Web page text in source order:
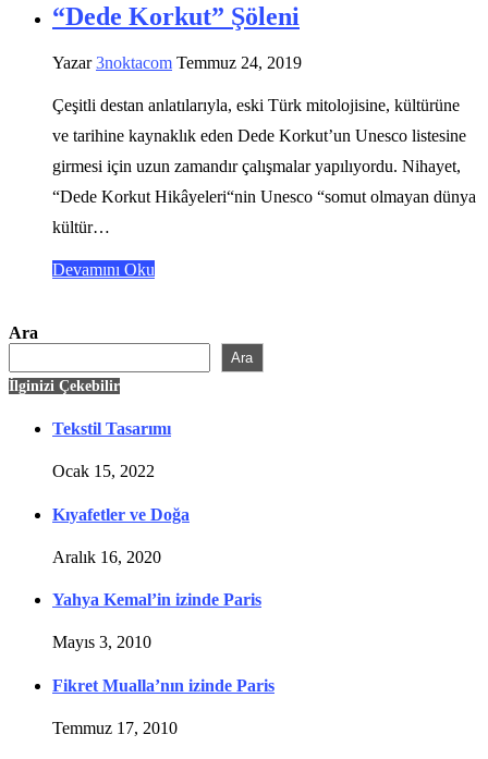
“Dede Korkut” Şöleni
Yazar3noktacom Temmuz 24, 2019
Çeşitli destan anlatılarıyla, eski Türk mitolojisine, kültürüne
ve tarihine kaynaklık eden Dede Korkut’un Unesco listesine
girmesi için uzun zamandır çalışmalar yapılıyordu. Nihayet,
“Dede Korkut Hikâyeleri“nin Unesco “somut olmayan dünya
kültür…
Devamını Oku
Ara
Ara
İlginizi Çekebilir
Tekstil Tasarımı
Ocak 15, 2022
Kıyafetler ve Doğa
Aralık 16, 2020
Yahya Kemal’in izinde Paris
Mayıs 3, 2010
Fikret Mualla’nın izinde Paris
Temmuz 17, 2010